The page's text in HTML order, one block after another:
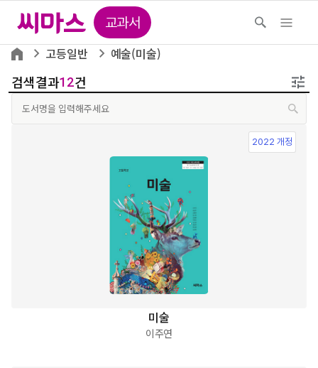
교과서
고등일반
예술(미술)
검색결과12건
2022 개정
미술
이주연